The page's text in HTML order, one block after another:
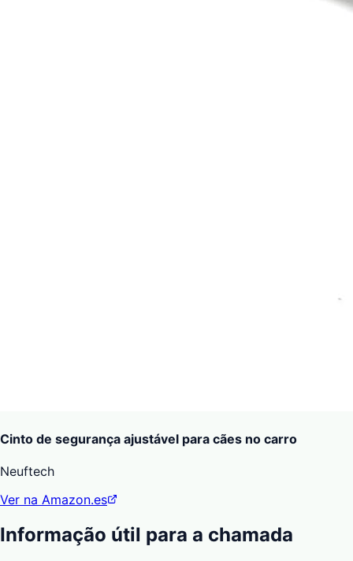
Cinto de segurança ajustável para cães no carro
Neuftech
Ver na Amazon.es
Informação útil para a chamada